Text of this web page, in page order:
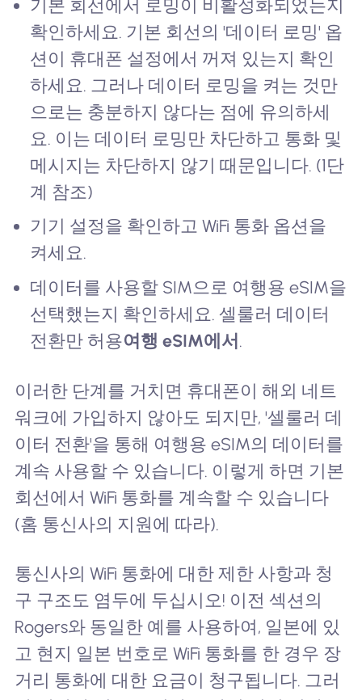
기본 회선에서 로밍이 비활성화되었는지
확인하세요. 기본 회선의 '데이터 로밍' 옵
션이 휴대폰 설정에서 꺼져 있는지 확인
하세요. 그러나 데이터 로밍을 켜는 것만
으로는 충분하지 않다는 점에 유의하세
요. 이는 데이터 로밍만 차단하고 통화 및
메시지는 차단하지 않기 때문입니다. (1단
계 참조)
기기 설정을 확인하고 WiFi 통화 옵션을
켜세요.
데이터를 사용할 SIM으로 여행용 eSIM을
선택했는지 확인하세요. 셀룰러 데이터
전환만 허용여행 eSIM에서 .
이러한 단계를 거치면 휴대폰이 해외 네트
워크에 가입하지 않아도 되지만, '셀룰러 데
이터 전환'을 통해 여행용 eSIM의 데이터를
계속 사용할 수 있습니다. 이렇게 하면 기본
회선에서 WiFi 통화를 계속할 수 있습니다
(홈 통신사의 지원에 따라).
통신사의 WiFi 통화에 대한 제한 사항과 청
구 구조도 염두에 두십시오! 이전 섹션의
Rogers와 동일한 예를 사용하여, 일본에 있
고 현지 일본 번호로 WiFi 통화를 한 경우 장
거리 통화에 대한 요금이 청구됩니다. 그러